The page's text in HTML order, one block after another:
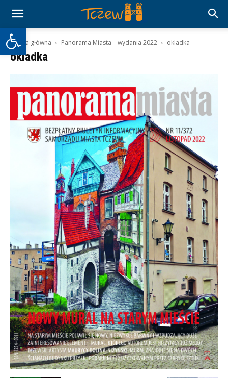
Otwórz pasek narzędzi
Strona główna Panorama Miasta – wydania 2022 okladka
okladka